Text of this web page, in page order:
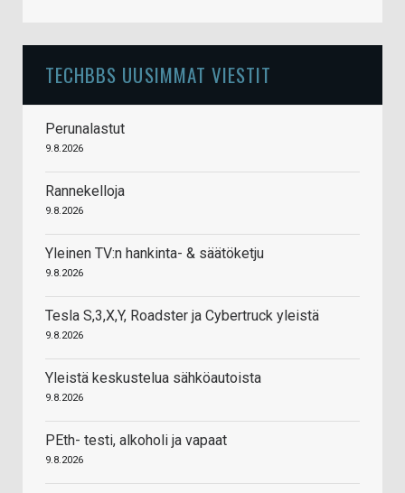
TECHBBS UUSIMMAT VIESTIT
Perunalastut
9.8.2026
Rannekelloja
9.8.2026
Yleinen TV:n hankinta- & säätöketju
9.8.2026
Tesla S,3,X,Y, Roadster ja Cybertruck yleistä
9.8.2026
Yleistä keskustelua sähköautoista
9.8.2026
PEth- testi, alkoholi ja vapaat
9.8.2026